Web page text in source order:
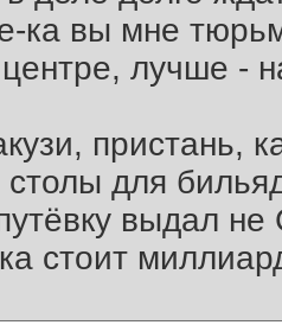
ка вы мне
лучше -
пристань,
для
выдал не
стоит